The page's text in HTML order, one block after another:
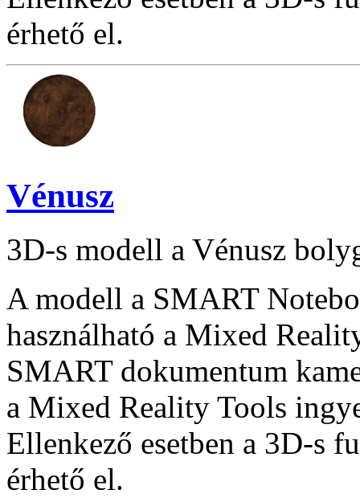
érhető el.
Vénusz
3D-s modell a Vénusz
A modell a SMART
használható a Mixed
SMART dokumentum
a Mixed Reality Tools
Ellenkező esetben a 3D-s
érhető el.